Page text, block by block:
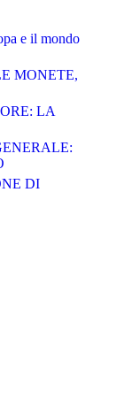
e il mondo
MONETE,
LA
DI